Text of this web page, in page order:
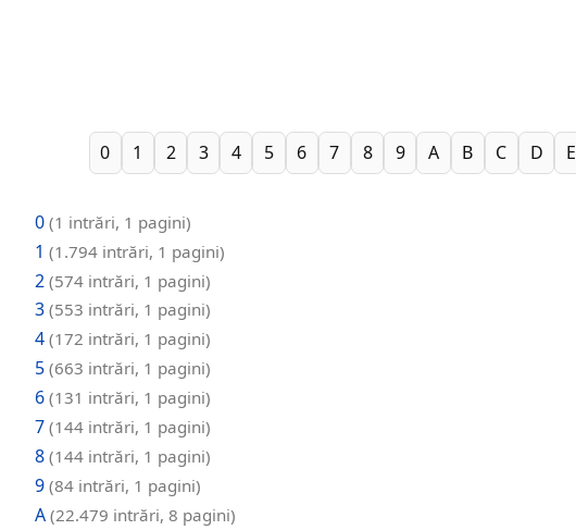
0 1 2 3 4 5 6 7 8 9 A B C D E
0 (1 intrări, 1 pagini)
1 (1.794 intrări, 1 pagini)
2 (574 intrări, 1 pagini)
3 (553 intrări, 1 pagini)
4 (172 intrări, 1 pagini)
5 (663 intrări, 1 pagini)
6 (131 intrări, 1 pagini)
7 (144 intrări, 1 pagini)
8 (144 intrări, 1 pagini)
9 (84 intrări, 1 pagini)
A (22.479 intrări, 8 pagini)